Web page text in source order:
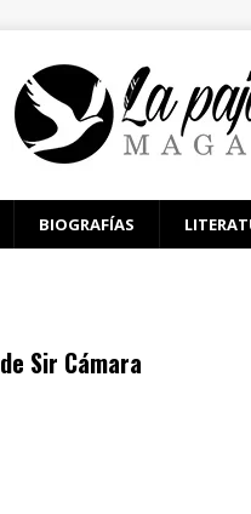
BIOGRAFÍAS
Sir Cámara